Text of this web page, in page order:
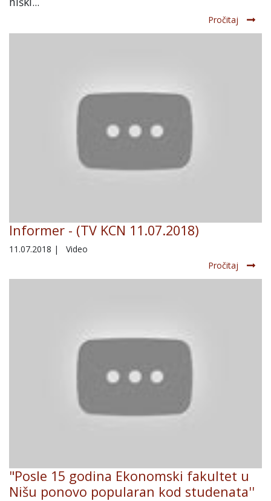
Pročitaj
Informer - (TV KCN 11.07.2018)
11.07.2018 |
Video
Pročitaj
"Posle 15 godina Ekonomski fakultet u
Nišu ponovo popularan kod studenata''